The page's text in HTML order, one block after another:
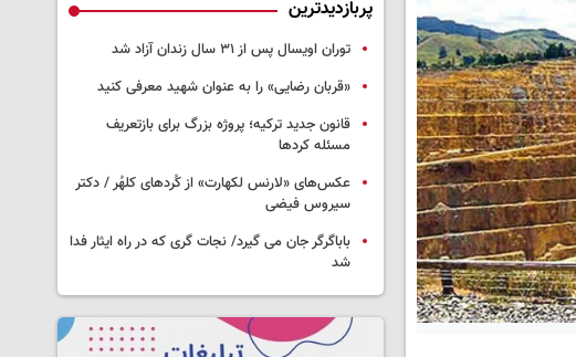
پربازدیدترین
توران اویسال پس از ۳۱ سال زندان آزاد شد
«قربان رضایی» را به عنوان شهید معرفی کنید
قانون جدید ترکیه؛ پروژه بزرگ‌ برای بازتعریف
مسئله کردها
عکس‌های «لارنس لکهارت» از کُردهای کلهُر / دکتر
سیروس فیضی
باباگرگر جان می گیرد/ نجات گری که در راه ایثار فدا
شد